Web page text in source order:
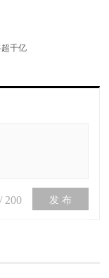
千亿
发 布
200